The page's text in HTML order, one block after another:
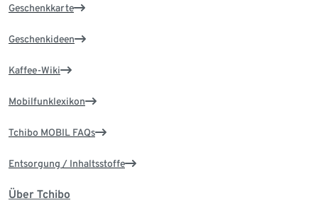
Geschenkkarte
Geschenkideen
Kaffee-Wiki
Mobilfunklexikon
Tchibo MOBIL FAQs
Entsorgung / Inhaltsstoffe
Über Tchibo